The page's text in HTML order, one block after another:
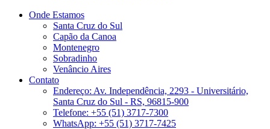
Onde Estamos
Santa Cruz do Sul
Capão da Canoa
Montenegro
Sobradinho
Venâncio Aires
Contato
Endereço: Av. Independência, 2293 - Universitário,
Santa Cruz do Sul - RS, 96815-900
Telefone: +55 (51) 3717-7300
WhatsApp: +55 (51) 3717-7425